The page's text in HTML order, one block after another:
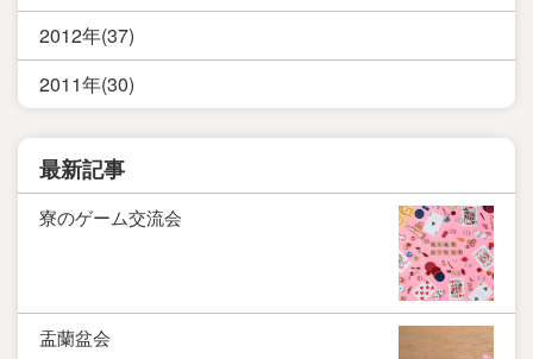
2012年(37)
2011年(30)
最新記事
寮のゲーム交流会
盂蘭盆会